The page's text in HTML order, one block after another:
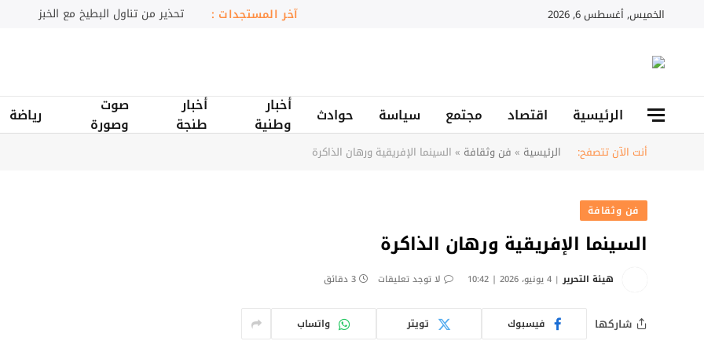
الخميس, أغسطس 6, 2026 آخر المستجدات : المغرب يعزز الربط الجوي مع أوروبا
الرئيسية اقتصاد مجتمع سياسة حوادث
أخبار
وطنية
أخبار
طنجة
صوت
وصورة
رياضة
أنت الآن تتصفح: الرئيسية » فن وثقافة » السينما الإفريقية ورهان الذاكرة
فن وثقافة
السينما الإفريقية ورهان الذاكرة
هيئة التحرير 4 يونيو، 2026 | 10:42 لا توجد تعليقات 3 دقائق
شاركها فيسبوك تويتر واتساب